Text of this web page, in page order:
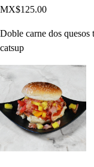
MX$125.00
Doble carne dos
catsup